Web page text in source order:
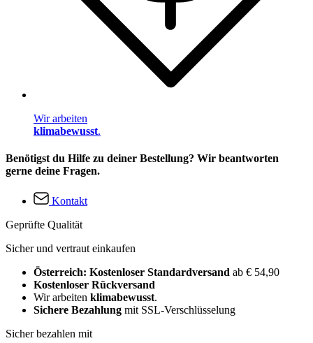
Wir arbeiten
klimabewusst.
Benötigst du Hilfe zu deiner Bestellung? Wir beantworten
gerne deine Fragen.
Kontakt
Geprüfte Qualität
Sicher und vertraut einkaufen
Österreich: Kostenloser Standardversand ab € 54,90
Kostenloser Rückversand
Wir arbeiten klimabewusst.
Sichere Bezahlung mit SSL-Verschlüsselung
Sicher bezahlen mit